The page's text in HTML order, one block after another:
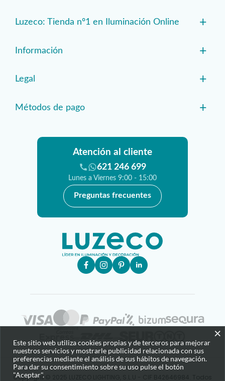
Luzeco: Tienda nº1 en Iluminación Online +
Información +
Legal +
Métodos de pago +
Atención al cliente
621 246 699
Lunes a Viernes 9:00 - 15:00
Preguntas frecuentes
Copyright © 2025 LUZECO LIGHTING, S.L.U - CIF B42646984. Todos
×
Este sitio web utiliza cookies propias y de terceros para mejorar
nuestros servicios y mostrarle publicidad relacionada con sus
preferencias mediante el análisis de sus hábitos de navegación.
Para dar su consentimiento sobre su uso pulse el botón
"Aceptar".